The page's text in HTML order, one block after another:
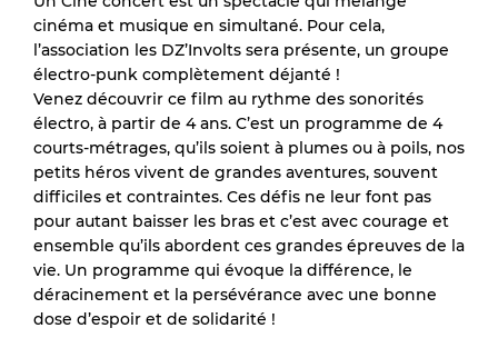
cinéma et musique en simultané. Pour cela,
l’association les DZ’Involts sera présente, un groupe
électro-punk complètement déjanté !
Venez découvrir ce film au rythme des sonorités
électro, à partir de 4 ans. C’est un programme de 4
courts-métrages, qu’ils soient à plumes ou à poils, nos
petits héros vivent de grandes aventures, souvent
difficiles et contraintes. Ces défis ne leur font pas
pour autant baisser les bras et c’est avec courage et
ensemble qu’ils abordent ces grandes épreuves de la
vie. Un programme qui évoque la différence, le
déracinement et la persévérance avec une bonne
dose d’espoir et de solidarité !